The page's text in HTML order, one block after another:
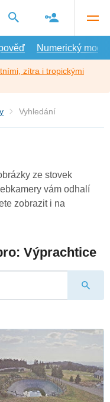
Numerický model
zítra i tropickými
Vyhledání
ze stovek
vám odhalí
zobrazit i na
Výprachtice